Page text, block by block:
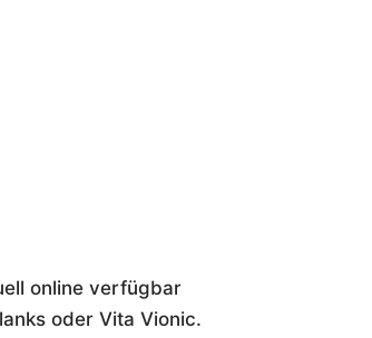
online verfügbar
oder Vita Vionic.